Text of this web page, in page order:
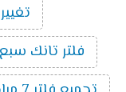
تغيير
فلتر تانك